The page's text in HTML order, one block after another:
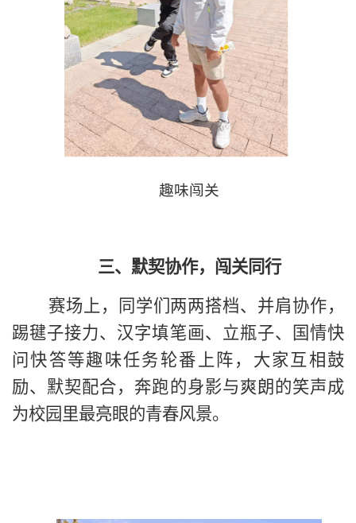
趣味闯关
三、默契协作，闯关同行
赛场上，同学们两两搭档、并肩协作，
踢毽子接力、汉字填笔画、立瓶子、国情快
问快答等趣味任务轮番上阵，大家互相鼓
励、默契配合，奔跑的身影与爽朗的笑声成
为校园里最亮眼的青春风景。